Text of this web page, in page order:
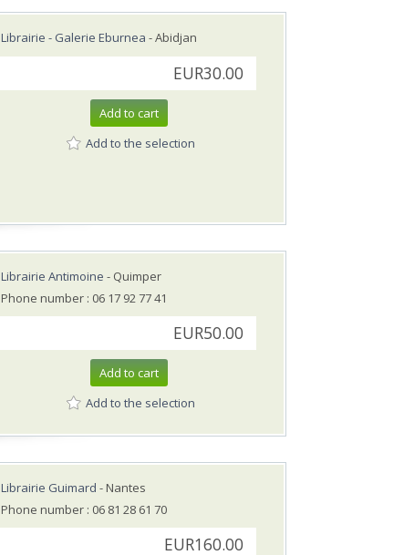
Librairie - Galerie Eburnea - Abidjan
EUR30.00
Add to cart
Add to the selection
Librairie Antimoine - Quimper
Phone number : 06 17 92 77 41
EUR50.00
Add to cart
Add to the selection
Librairie Guimard - Nantes
Phone number : 06 81 28 61 70
EUR160.00